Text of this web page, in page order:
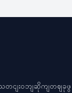
သတငျးဝဘျဆိုကျတဈခုဖွ